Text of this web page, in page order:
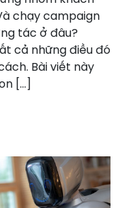
chạy campaign
tác ở đâu?
cả những điều đó
Bài viết này
[…]